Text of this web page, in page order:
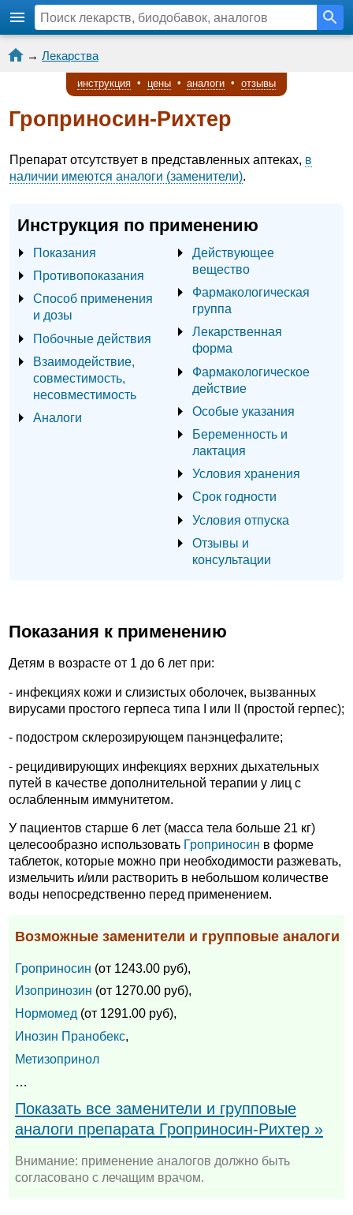
→ Лекарства
инструкция • цены • аналоги • отзывы
Гроприносин-Рихтер
Препарат отсутствует в представленных аптеках, в
наличии имеются аналоги (заменители).
Инструкция по применению
Показания
Противопоказания
Способ применения
и дозы
Побочные действия
Взаимодействие,
совместимость,
несовместимость
Аналоги
Действующее
вещество
Фармакологическая
группа
Лекарственная
форма
Фармакологическое
действие
Особые указания
Беременность и
лактация
Условия хранения
Срок годности
Условия отпуска
Отзывы и
консультации
Показания к применению
Детям в возрасте от 1 до 6 лет при:
- инфекциях кожи и слизистых оболочек, вызванных
вирусами простого герпеса типа I или II (простой герпес);
- подостром склерозирующем панэнцефалите;
- рецидивирующих инфекциях верхних дыхательных
путей в качестве дополнительной терапии у лиц с
ослабленным иммунитетом.
У пациентов старше 6 лет (масса тела больше 21 кг)
целесообразно использовать Гроприносин в форме
таблеток, которые можно при необходимости разжевать,
измельчить и/или растворить в небольшом количестве
воды непосредственно перед применением.
Возможные заменители и групповые аналоги
Гроприносин (от 1243.00 руб),
Изопринозин (от 1270.00 руб),
Нормомед (от 1291.00 руб),
Инозин Пранобекс,
Метизопринол
…
Показать все заменители и групповые
аналоги препарата Гроприносин-Рихтер »
Внимание: применение аналогов должно быть
согласовано с лечащим врачом.